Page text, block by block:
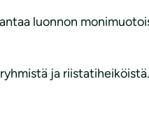
luonnon
ja